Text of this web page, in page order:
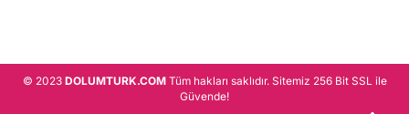
© 2023 DOLUMTURK.COMTüm hakları saklıdır. Sitemiz 256 Bit SSL ile
Güvende!